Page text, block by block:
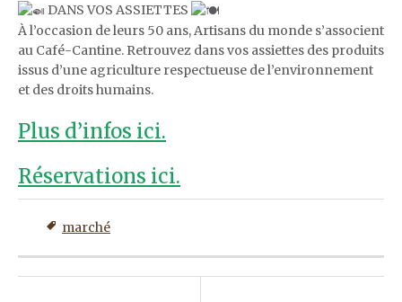
DANS VOS ASSIETTES
À l’occasion de leurs 50 ans, Artisans du monde s’associent
au Café-Cantine. Retrouvez dans vos assiettes des produits
issus d’une agriculture respectueuse de l’environnement
et des droits humains.
Plus d’infos ici.
Réservations ici.
marché